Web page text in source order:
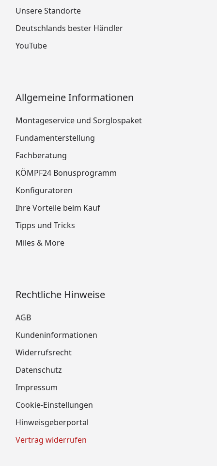
Unsere Standorte
Deutschlands bester Händler
YouTube
Allgemeine Informationen
Montageservice und Sorglospaket
Fundamenterstellung
Fachberatung
KÖMPF24 Bonusprogramm
Konfiguratoren
Ihre Vorteile beim Kauf
Tipps und Tricks
Miles & More
Rechtliche Hinweise
AGB
Kundeninformationen
Widerrufsrecht
Datenschutz
Impressum
Cookie-Einstellungen
Hinweisgeberportal
Vertrag widerrufen